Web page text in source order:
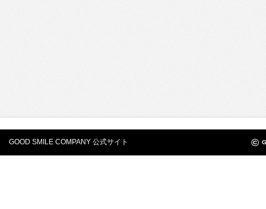
GOOD SMILE COMPANY 公式サイト ©